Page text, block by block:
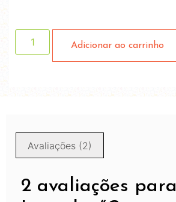
Adicionar ao carrinho
Avaliações (2)
2 avaliações para